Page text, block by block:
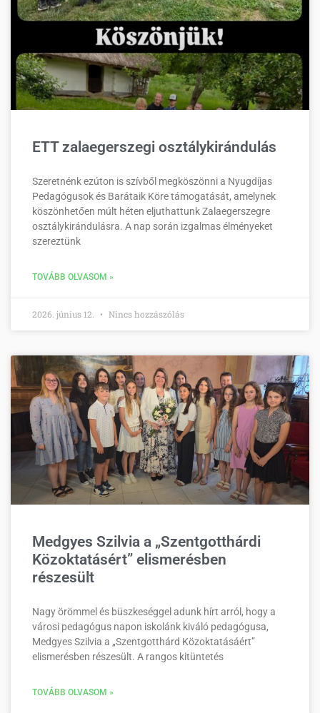
ETT zalaegerszegi osztálykirándulás
Szeretnénk ezúton is szívből megköszönni a Nyugdíjas
Pedagógusok és Barátaik Köre támogatását, amelynek
köszönhetően múlt héten eljuthattunk Zalaegerszegre
osztálykirándulásra. A nap során izgalmas élményeket
szereztünk
TOVÁBB OLVASOM »
2026. június 12. Nincs hozzászólás
Medgyes Szilvia a „Szentgotthárdi
Közoktatásért” elismerésben
részesült
Nagy örömmel és büszkeséggel adunk hírt arról, hogy a
városi pedagógus napon iskolánk kiváló pedagógusa,
Medgyes Szilvia a „Szentgotthárd Közoktatásáért”
elismerésben részesült. A rangos kitüntetés
TOVÁBB OLVASOM »